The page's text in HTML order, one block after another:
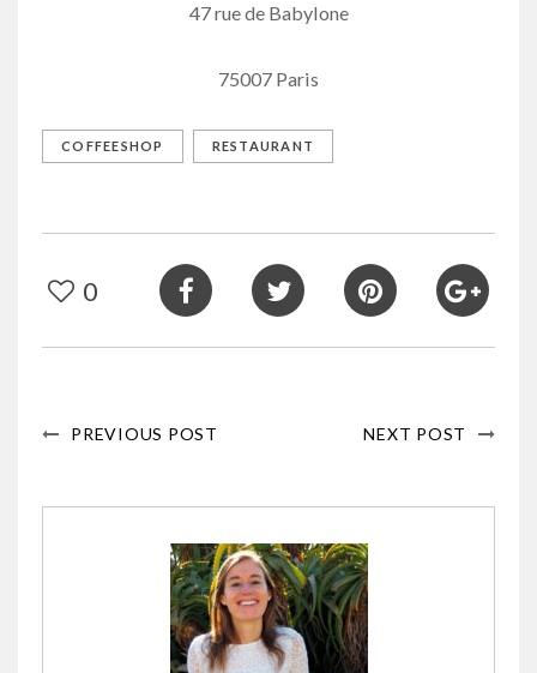
47 rue de Babylone
75007 Paris
COFFEESHOP RESTAURANT
0
PREVIOUS POST NEXT POST